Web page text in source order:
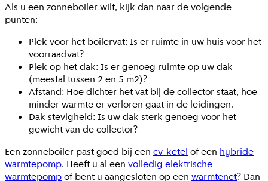
Als u een zonneboiler wilt, kijk dan naar de volgende
punten:
Plek voor het boilervat: Is er ruimte in uw huis voor het
voorraadvat?
Plek op het dak: Is er genoeg ruimte op uw dak
(meestal tussen 2 en 5 m2)?
Afstand: Hoe dichter het vat bij de collector staat, hoe
minder warmte er verloren gaat in de leidingen.
Dak stevigheid: Is uw dak sterk genoeg voor het
gewicht van de collector?
Een zonneboiler past goed bij een cv-ketel of een hybride
warmtepomp. Heeft u al een volledig elektrische
warmtepompof bent u aangesloten op een warmtenet? Dan